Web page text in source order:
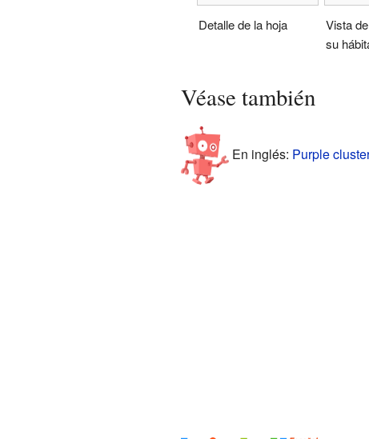
Detalle de la hoja
Vista
su
Véase también
En inglés: Purple